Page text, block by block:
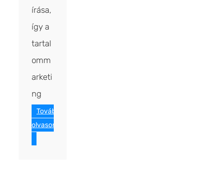
írása,
így a
tartal
omm
arketi
ng
Tovább
olvasom